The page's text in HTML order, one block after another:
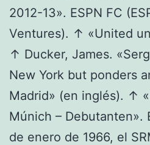
2012-13». ESPN FC
Ventures). ↑ «United
↑ Ducker, James.
New York but ponders
Madrid» (en inglés). ↑
Múnich – Debutanten».
de enero de 1966, el